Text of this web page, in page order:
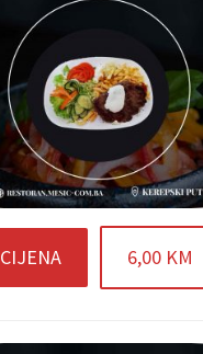
CIJENA 6,00 KM